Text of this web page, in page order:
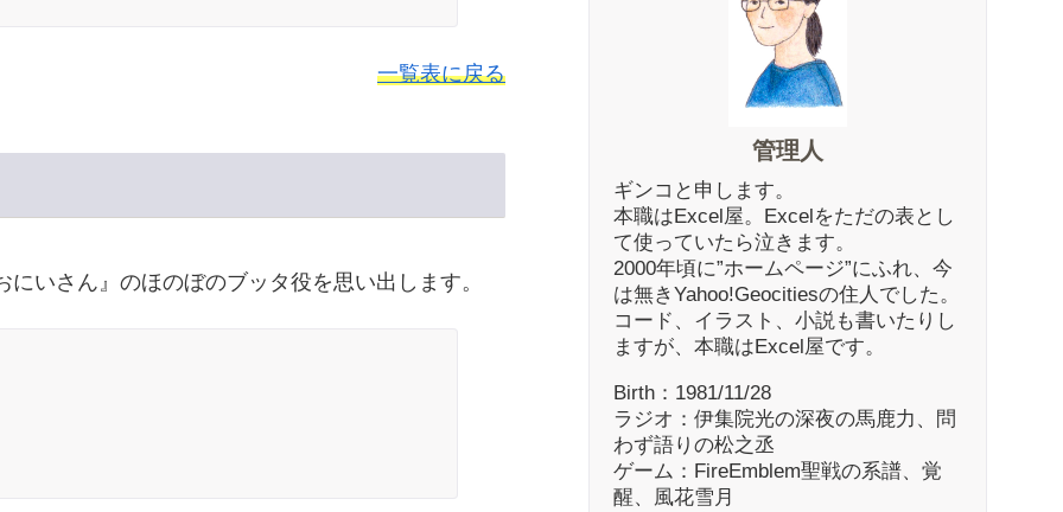
一覧表に戻る
いさん』のほのぼのブッタ役を思い出します。
管理人
ギンコと申します。
本職はExcel屋。Excelをただの表とし
て使っていたら泣きます。
2000年頃に”ホームページ”にふれ、今
は無きYahoo!Geocitiesの住人でした。
コード、イラスト、小説も書いたりし
ますが、本職はExcel屋です。
Birth：1981/11/28
ラジオ：伊集院光の深夜の馬鹿力、問
わず語りの松之丞
ゲーム：FireEmblem聖戦の系譜、覚
醒、風花雪月